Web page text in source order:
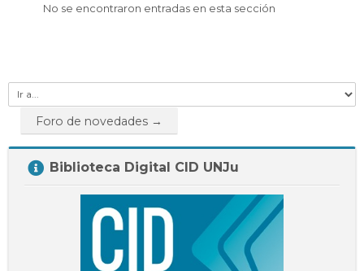
No se encontraron entradas en esta sección
Foro de novedades →
Biblioteca
Biblioteca Digital CID UNJu